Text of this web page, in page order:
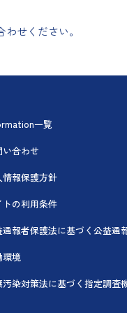
せください。
一覧
い合わせ
情報保護方針
トの利用条件
通報者保護法に基づく公益通
環境
汚染対策法に基づく指定調査